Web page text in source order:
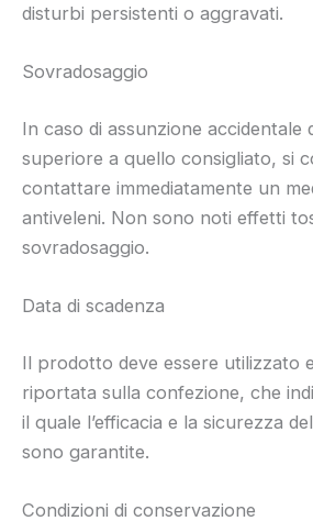
disturbi persistenti o aggravati.
Sovradosaggio
In caso di assunzione accidentale
superiore a quello consigliato, si
contattare immediatamente un
antiveleni. Non sono noti effetti
sovradosaggio.
Data di scadenza
Il prodotto deve essere utilizzato
riportata sulla confezione, che
il quale l’efficacia e la sicurezza
sono garantite.
Condizioni di conservazione